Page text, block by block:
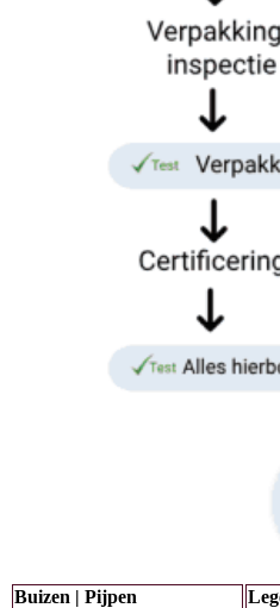
Buizen | Pijpen